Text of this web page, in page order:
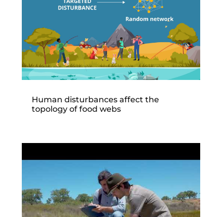
Human disturbances affect the
topology of food webs